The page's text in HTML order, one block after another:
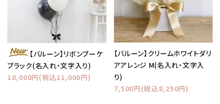
【バルーン】リボンブーケ
ブラック(名入れ・文字入り)
10,000円(税込11,000円)
【バルーン】クリームホワイトダリ
アアレンジ M(名入れ・文字入
り)
7,500円(税込8,250円)